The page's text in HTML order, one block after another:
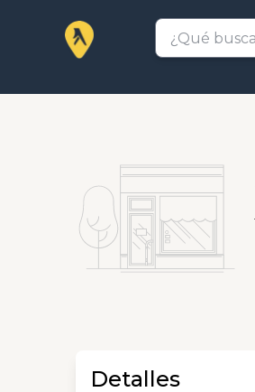
Detalles